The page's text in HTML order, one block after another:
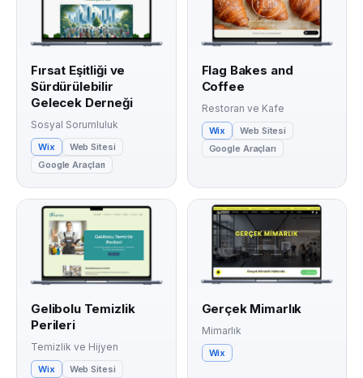
Fırsat Eşitliği ve
Sürdürülebilir
Gelecek Derneği
Sosyal Sorumluluk
Wix
Web Sitesi
Google Araçları
Flag Bakes and
Coffee
Restoran ve Kafe
Wix
Web Sitesi
Google Araçları
Gelibolu Temizlik
Perileri
Temizlik ve Hijyen
Wix
Web Sitesi
Gerçek Mimarlık
Mimarlık
Wix